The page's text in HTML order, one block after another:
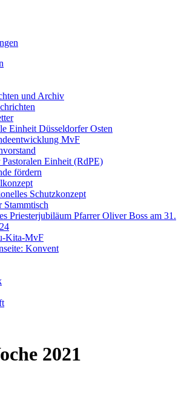
und Archiv
Einheit Düsseldorfer Osten
MvF
Pastoralen Einheit (RdPE)
fördern
Schutzkonzept
Stammtisch
Priesterjubiläum Pfarrer Oliver Boss am 31.
Kita-MvF
Konvent
2021